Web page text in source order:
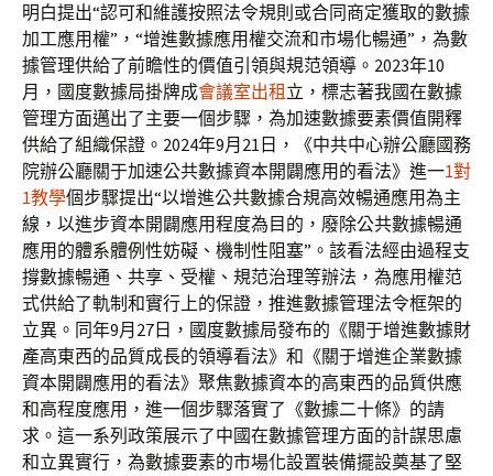
明白提出“認可和維護按照法令規則或合同商定獲取的數據
加工應用權”，“增進數據應用權交流和市場化暢通”，為數
據管理供給了前瞻性的價值引領與規范領導。2023年10
月，國度數據局掛牌成會議室出租 立，標志著我國在數據
管理方面邁出了主要一個步驟，為加速數據要素價值開釋
供給了組織保證。2024年9月21日，《中共中心辦公廳國務
院辦公廳關于加速公共數據資本開闢應用的看法》進一1對
1教學個步驟提出“以增進公共數據合規高效暢通應用為主
線，以進步資本開闢應用程度為目的，廢除公共數據暢通
應用的體系體例性妨礙、機制性阻塞”。該看法經由過程支
撐數據暢通、共享、受權、規范治理等辦法，為應用權范
式供給了軌制和實行上的保證，推進數據管理法令框架的
立異。同年9月27日，國度數據局發布的《關于增進數據財
產高東西的品質成長的領導看法》和《關于增進企業數據
資本開闢應用的看法》聚焦數據資本的高東西的品質供應
和高程度應用，進一個步驟落實了《數據二十條》的請
求。這一系列政策展示了中國在數據管理方面的計謀思慮
和立異實行，為數據要素的市場化設置裝備擺設奠基了堅